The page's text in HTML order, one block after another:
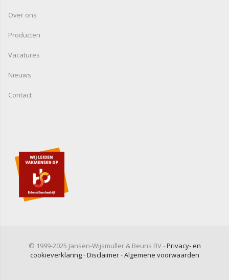
Over ons
Producten
Vacatures
Nieuws
Contact
© 1999-2025 Jansen-Wijsmuller & Beuns BV -Privacy- en
cookieverklaring-Disclaimer-Algemene voorwaarden